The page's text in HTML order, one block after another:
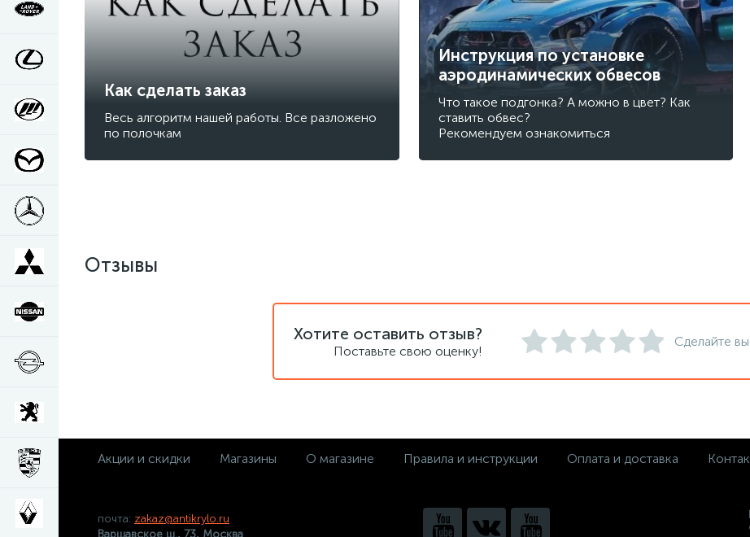
Как сделать заказ
Весь алгоритм нашей работы. Все разложено
по полочкам
Инструкция по установке
аэродинамических обвесов
Что такое подгонка? А можно в цвет? Как
ставить обвес?
Рекомендуем ознакомиться
Отзывы
Хотите оставить отзыв?
Поставьте свою оценку!
Сделайте
Акции и скидки Магазины О магазине Правила и инструкции Оплата и доставка
почта: zakaz@antikrylo.ru
Варшавское ш., 73, Москва